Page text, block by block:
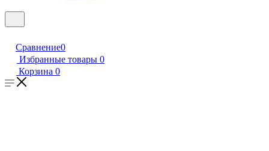
Сравнение0
Избранные товары 0
Корзина 0